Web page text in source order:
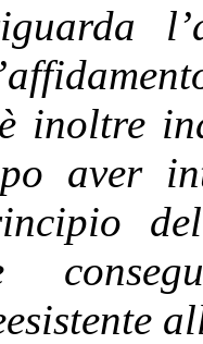
inoltre
aver